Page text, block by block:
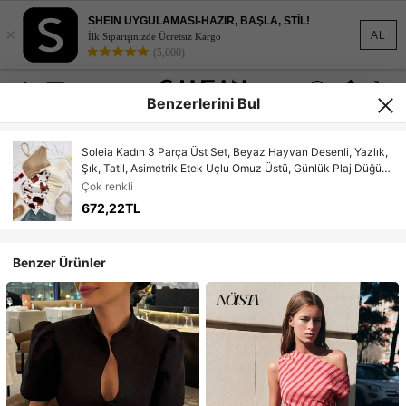
AL
×
SHEIN UYGULAMASI-HAZIR, BAŞLA, STİL!
İlk Siparişinizde Ücretsiz Kargo
(5,000)
Benzerlerini Bul
Soleia Kadın 3 Parça Üst Set, Beyaz Hayvan Desenli, Yazlık,
Şık, Tatil, Asimetrik Etek Uçlu Omuz Üstü, Günlük Plaj Düğün
Misafiri, Bohem Tropikal Şık
Çok renkli
672,22TL
Benzer Ürünler